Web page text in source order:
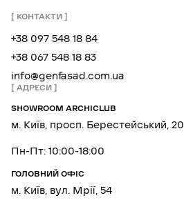
КОНТАКТИ
+38 097 548 18 84
+38 067 548 18 83
info@genfasad.com.ua
АДРЕСИ
SHOWROOM ARCHICLUB
м. Київ, просп. Берестейський, 20
Пн-Пт: 10:00-18:00
ГОЛОВНИЙ ОФІС
м. Київ, вул. Мрії, 54